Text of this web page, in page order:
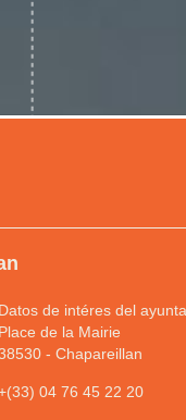
Datos de intéres del
Place de la Mairie
- Chapareillan
04 76 45 22 20